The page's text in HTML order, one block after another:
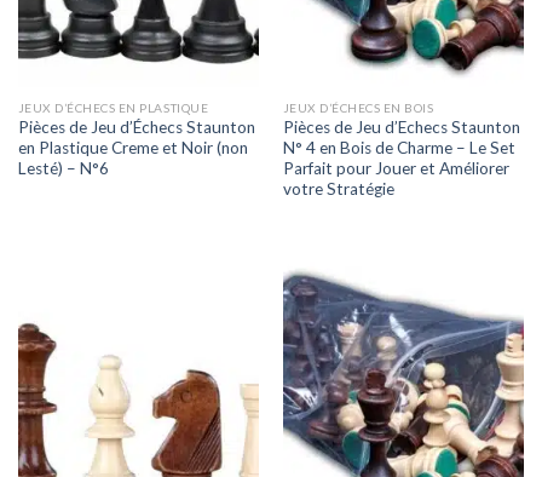
JEUX D’ÉCHECS EN PLASTIQUE
Pièces de Jeu d’Échecs Staunton
en Plastique Creme et Noir (non
Lesté) – N°6
JEUX D’ÉCHECS EN BOIS
Pièces de Jeu d’Echecs Staunton
N° 4 en Bois de Charme – Le Set
Parfait pour Jouer et Améliorer
votre Stratégie